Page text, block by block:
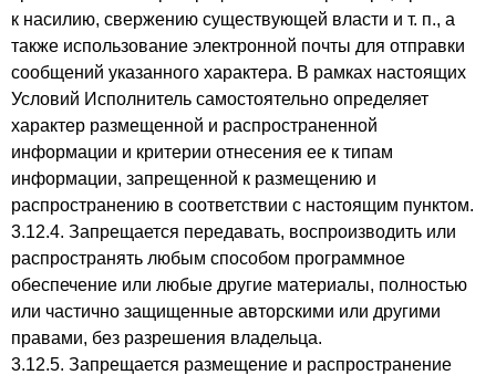
к насилию, свержению существующей власти и т. п., а
также использование электронной почты для отправки
сообщений указанного характера. В рамках настоящих
Условий Исполнитель самостоятельно определяет
характер размещенной и распространенной
информации и критерии отнесения ее к типам
информации, запрещенной к размещению и
распространению в соответствии с настоящим пунктом.
3.12.4. Запрещается передавать, воспроизводить или
распространять любым способом программное
обеспечение или любые другие материалы, полностью
или частично защищенные авторскими или другими
правами, без разрешения владельца.
3.12.5. Запрещается размещение и распространение